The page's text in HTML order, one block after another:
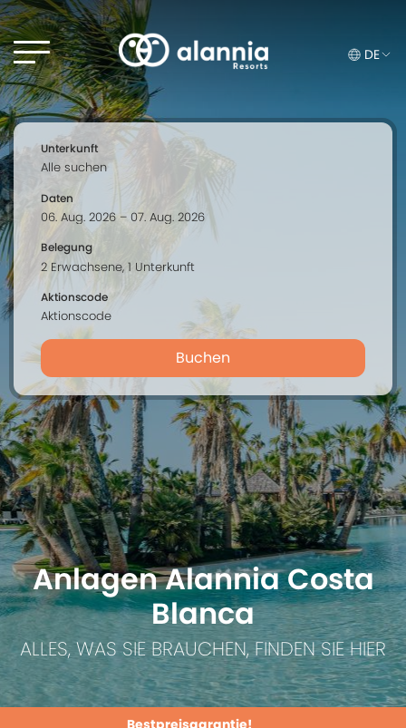
Anlagen Alannia Costa
Blanca
ALLES, WAS SIE BRAUCHEN, FINDEN SIE HIER
DE
Unterkunft
Daten
Belegung
Aktionscode
Buchen
Bestpreisgarantie!